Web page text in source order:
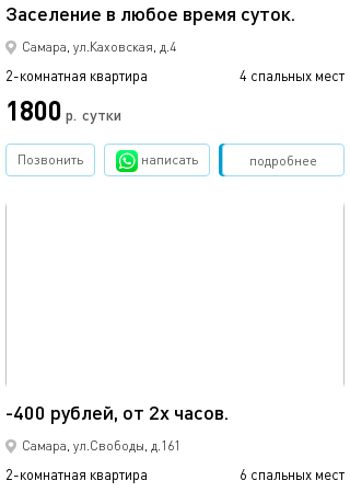
Заселение в любое время суток.
Самара, ул.Каховская, д.4
2-комнатная квартира 4 спальных мест
1800 р. сутки
подробнее
Позвонить написать Забронировать
-400 рублей, от 2х часов.
Самара, ул.Свободы, д.161
2-комнатная квартира 6 спальных мест